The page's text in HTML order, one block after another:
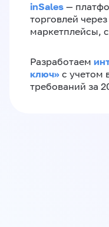
inSales —
торговлей
маркетплейсы,
Разработаем
ключ»‎ с учетом
требований за